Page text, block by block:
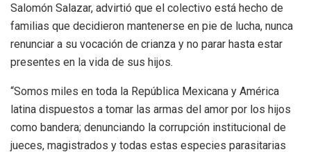
Salomón Salazar, advirtió que el colectivo está hecho de
familias que decidieron mantenerse en pie de lucha, nunca
renunciar a su vocación de crianza y no parar hasta estar
presentes en la vida de sus hijos.
“Somos miles en toda la República Mexicana y América
latina dispuestos a tomar las armas del amor por los hijos
como bandera; denunciando la corrupción institucional de
jueces, magistrados y todas estas especies parasitarias